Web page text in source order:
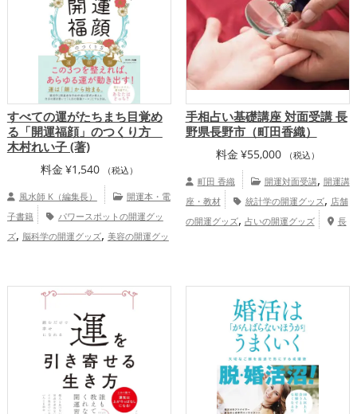
すべての運がたちまち目覚め
る「開運福顔」のつくり方
木村れい子 (著)
料金 ¥1,540 （税込）
風水師 K（編集長）
開運本・電
子書籍
パワースポットの開運グッ
ズ, 脳科学の開運グッズ, 美容の開運グッ
総合運・全体運アップ
手相占い基礎講座 対面受講 長
野県長野市（町田香織）
料金 ¥55,000 （税込）
町田 香織 開運対面受講, 開運講
座・教材
統計学の開運グッズ, 店舗
の開運グッズ, 占いの開運グッズ
長